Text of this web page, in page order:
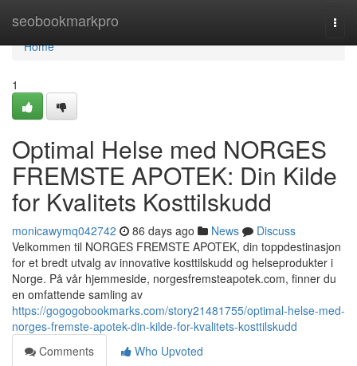
seobookmarkpro
Home
Home
1
Optimal Helse med NORGES
FREMSTE APOTEK: Din Kilde
for Kvalitets Kosttilskudd
monicawymq042742 86 days ago News
Discuss
Velkommen til NORGES FREMSTE APOTEK, din toppdestinasjon
for et bredt utvalg av innovative kosttilskudd og helseprodukter i
Norge. På vår hjemmeside, norgesfremsteapotek.com, finner du
en omfattende samling av
https://gogogobookmarks.com/story21481755/optimal-helse-med-
norges-fremste-apotek-din-kilde-for-kvalitets-kosttilskudd
Comments
Who Upvoted